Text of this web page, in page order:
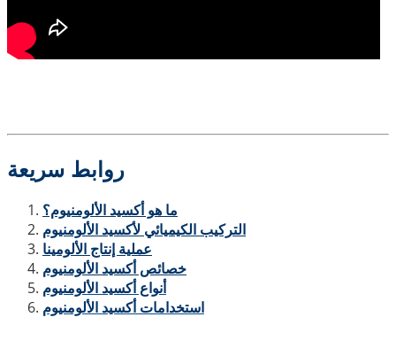
روابط سريعة
ما هو أكسيد الألومنيوم؟
التركيب الكيميائي لأكسيد الألومنيوم
عملية إنتاج الألومينا
خصائص أكسيد الألومنيوم
أنواع أكسيد الألومنيوم
استخدامات أكسيد الألومنيوم